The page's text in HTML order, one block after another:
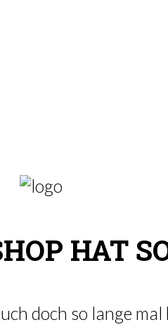
HAT
doch so lange mal